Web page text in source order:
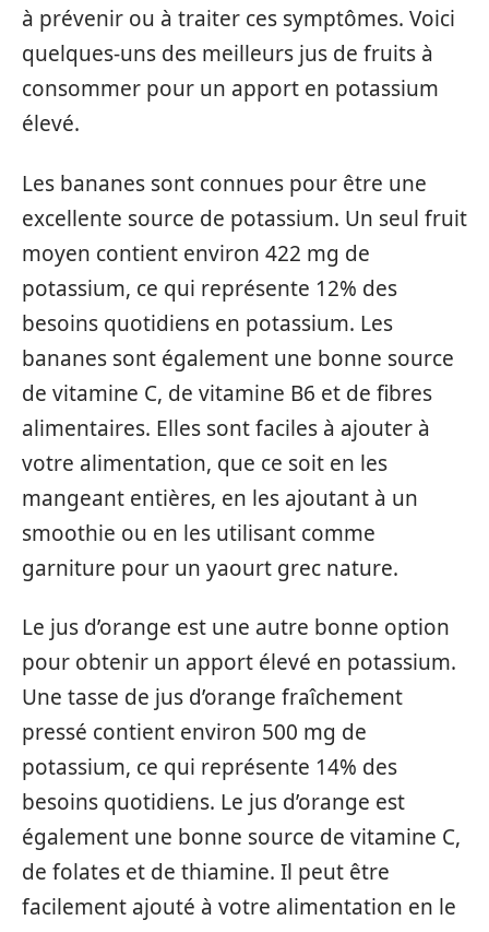
à prévenir ou à traiter ces symptômes. Voici
quelques-uns des meilleurs jus de fruits à
consommer pour un apport en potassium
élevé.
Les bananes sont connues pour être une
excellente source de potassium. Un seul fruit
moyen contient environ 422 mg de
potassium, ce qui représente 12% des
besoins quotidiens en potassium. Les
bananes sont également une bonne source
de vitamine C, de vitamine B6 et de fibres
alimentaires. Elles sont faciles à ajouter à
votre alimentation, que ce soit en les
mangeant entières, en les ajoutant à un
smoothie ou en les utilisant comme
garniture pour un yaourt grec nature.
Le jus d’orange est une autre bonne option
pour obtenir un apport élevé en potassium.
Une tasse de jus d’orange fraîchement
pressé contient environ 500 mg de
potassium, ce qui représente 14% des
besoins quotidiens. Le jus d’orange est
également une bonne source de vitamine C,
de folates et de thiamine. Il peut être
facilement ajouté à votre alimentation en le